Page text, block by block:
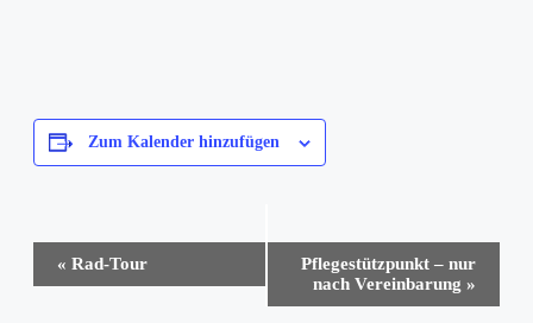
Zum Kalender hinzufügen
Veranstaltung-
Navigation
« Rad-Tour
Pflegestützpunkt – nur
nach Vereinbarung »